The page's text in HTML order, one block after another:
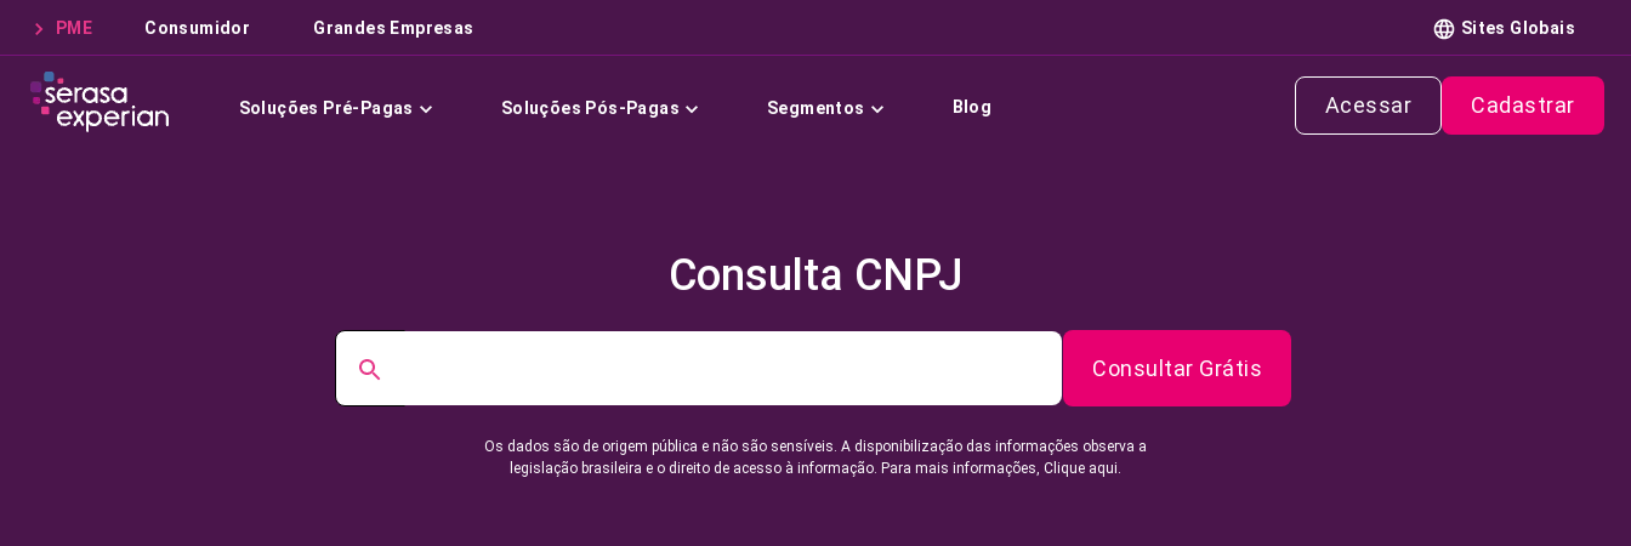
PME Consumidor Grandes Empresas Sites Globais
Soluções Pré-Pagas Soluções Pós-Pagas Segmentos Blog Acessar Cadastrar
Consulta CNPJ
Consultar Grátis
Os dados são de origem pública e não são sensíveis. A disponibilização das informações observa a
legislação brasileira e o direito de acesso à informação. Para mais informações, Clique aqui.